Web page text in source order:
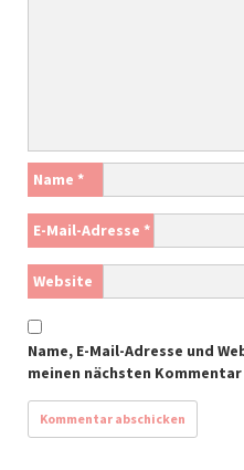
Name *
E-Mail-Adresse *
Website
Name, E-Mail-Adresse und
meinen nächsten